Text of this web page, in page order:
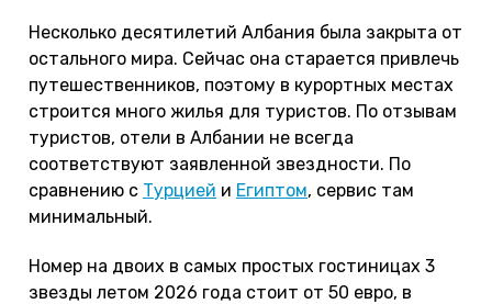
Несколько десятилетий Албания была закрыта от
остального мира. Сейчас она старается привлечь
путешественников, поэтому в курортных местах
строится много жилья для туристов. По отзывам
туристов, отели в Албании не всегда
соответствуют заявленной звездности. По
сравнению с Турцией и Египтом, сервис там
минимальный.
Номер на двоих в самых простых гостиницах 3
звезды летом 2026 года стоит от 50 евро, в